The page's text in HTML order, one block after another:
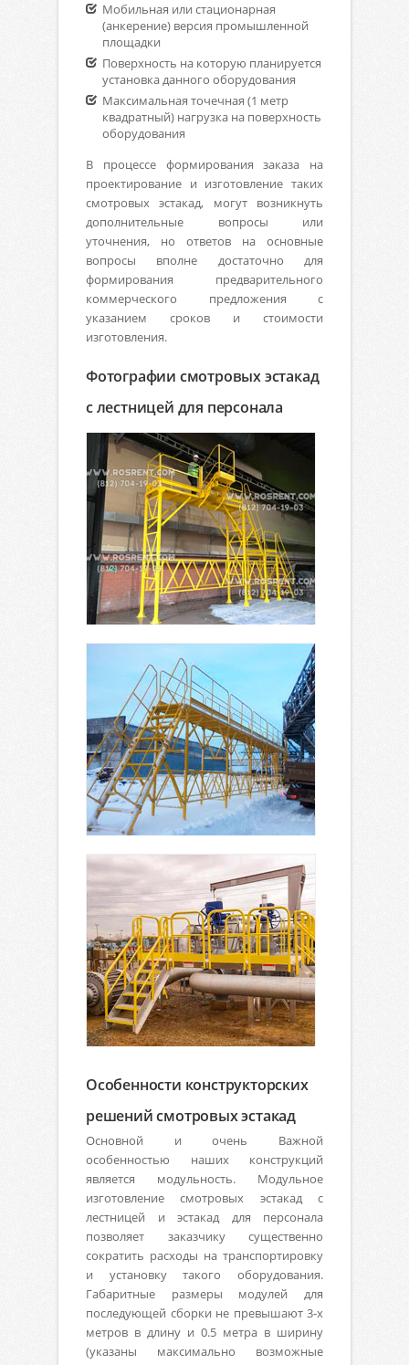
Мобильная или стационарная
(анкерение) версия промышленной
площадки
Поверхность на которую планируется
установка данного оборудования
Максимальная точечная (1 метр
квадратный) нагрузка на поверхность
оборудования
В процессе формирования заказа на
проектирование и изготовление таких
смотровых эстакад, могут возникнуть
дополнительные вопросы или
уточнения, но ответов на основные
вопросы вполне достаточно для
формирования предварительного
коммерческого предложения с
указанием сроков и стоимости
изготовления.
Фотографии смотровых эстакад
с лестницей для персонала
Особенности конструкторских
решений смотровых эстакад
Основной и очень Важной
особенностью наших конструкций
является модульность. Модульное
изготовление смотровых эстакад с
лестницей и эстакад для персонала
позволяет заказчику существенно
сократить расходы на транспортировку
и установку такого оборудования.
Габаритные размеры модулей для
последующей сборки не превышают 3-х
метров в длину и 0.5 метра в ширину
(указаны максимально возможные